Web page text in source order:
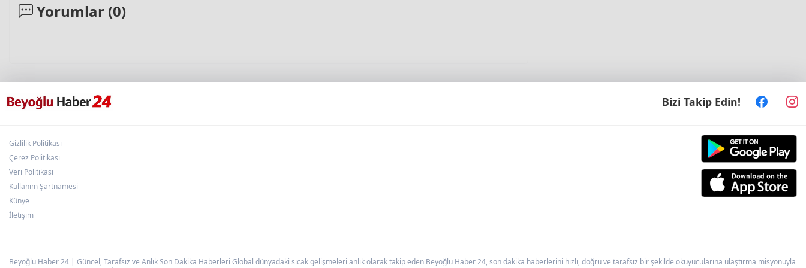
Yorumlar (0)
Bizi Takip Edin!
Gizlilik Politikası
Çerez Politikası
Veri Politikası
Kullanım Şartnamesi
Künye
İletişim
Beyoğlu Haber 24 | Güncel, Tarafsız ve Anlık Son Dakika Haberleri Global dünyadaki sıcak gelişmeleri anlık olarak takip eden Beyoğlu Haber 24, son dakika haberlerini hızlı, doğru ve tarafsız bir şekilde okuyucularına ulaştırma misyonuyla